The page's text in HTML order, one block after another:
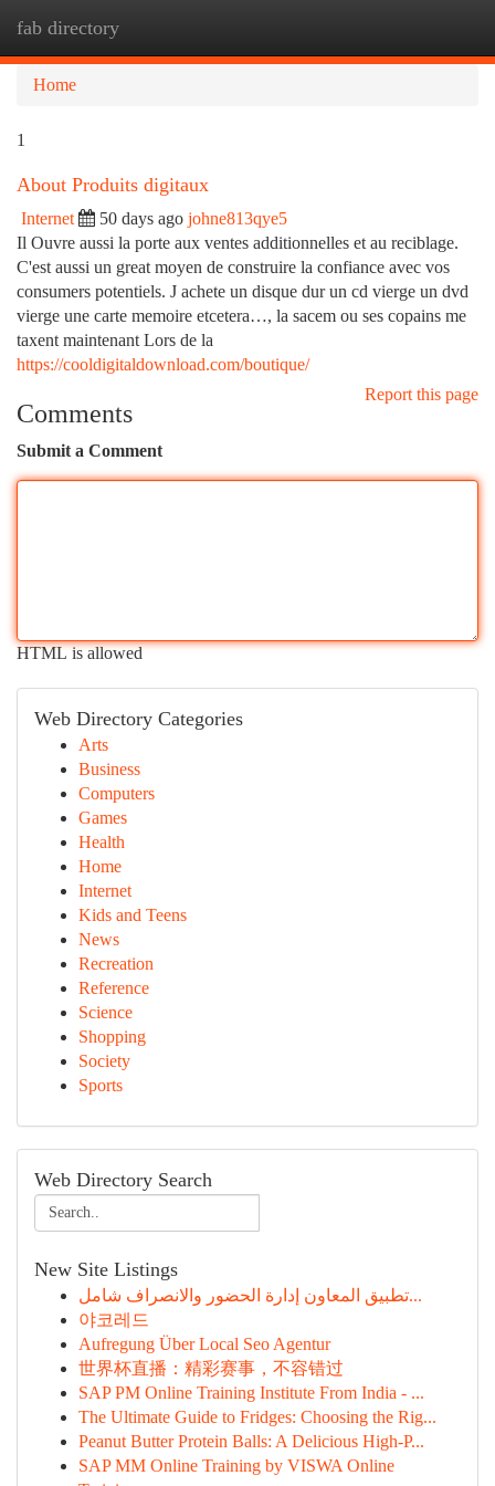
fab directory
Home
1
About Produits digitaux
Internet 50 days ago johne813qye5
Il Ouvre aussi la porte aux ventes additionnelles et au reciblage.
C'est aussi un great moyen de construire la confiance avec vos
consumers potentiels. J achete un disque dur un cd vierge un dvd
vierge une carte memoire etcetera…, la sacem ou ses copains me
taxent maintenant Lors de la
https://cooldigitaldownload.com/boutique/
Report this page
Comments
Submit a Comment
HTML is allowed
Web Directory Categories
Arts
Business
Computers
Games
Health
Home
Internet
Kids and Teens
News
Recreation
Reference
Science
Shopping
Society
Sports
Web Directory Search
New Site Listings
تطبيق المعاون إدارة الحضور والانصراف شامل...
야코레드
Aufregung Über Local Seo Agentur
世界杯直播：精彩赛事，不容错过
SAP PM Online Training Institute From India - ...
The Ultimate Guide to Fridges: Choosing the Rig...
Peanut Butter Protein Balls: A Delicious High-P...
SAP MM Online Training by VISWA Online